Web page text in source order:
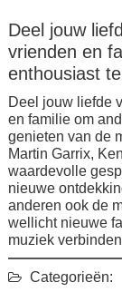
Deel jouw
vrienden en
enthousiast
Deel jouw liefde
en familie om
genieten van de
Martin Garrix,
waardevolle
nieuwe
anderen ook de
wellicht nieuwe
muziek
Categorieën: